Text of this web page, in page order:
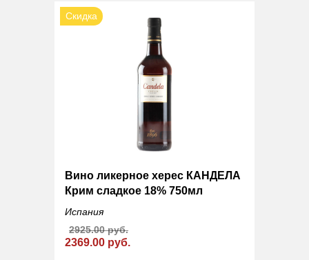
Скидка
Вино ликерное херес КАНДЕЛА
Крим сладкое 18% 750мл
Испания
2369.00 руб.
2925.00 руб.